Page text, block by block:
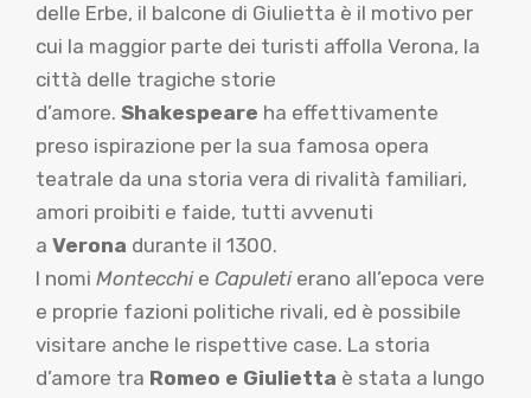
delle Erbe, il balcone di Giulietta è il motivo per
cui la maggior parte dei turisti affolla Verona, la
città delle tragiche storie
d’amore. Shakespeare ha effettivamente
preso ispirazione per la sua famosa opera
teatrale da una storia vera di rivalità familiari,
amori proibiti e faide, tutti avvenuti
a Verona durante il 1300.
I nomi Montecchie Capuletierano all’epoca vere
e proprie fazioni politiche rivali, ed è possibile
visitare anche le rispettive case. La storia
d’amore tra Romeo e Giulietta è stata a lungo